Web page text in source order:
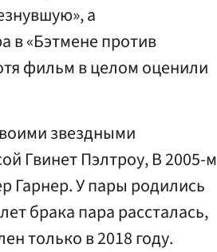
а
в «Бэтмене против
фильм в целом оценили
звездными
Гвинет Пэлтроу, В 2005-м
Гарнер. У пары родились
брака пара рассталась,
только в 2018 году.